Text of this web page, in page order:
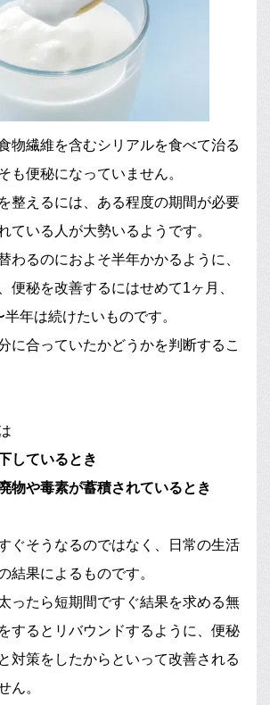
物繊維を含むシリアルを食べて治る
も便秘になっていません。
整えるには、ある程度の期間が必要
ている人が大勢いるようです。
わるのにおよそ半年かかるように、
便秘を改善するにはせめて1ヶ月、
年は続けたいものです。
に合っていたかどうかを判断するこ
しているとき
物や毒素が蓄積されているとき
ぐそうなるのではなく、日常の生活
結果によるものです。
ったら短期間ですぐ結果を求める無
するとリバウンドするように、便秘
対策をしたからといって改善される
ん。